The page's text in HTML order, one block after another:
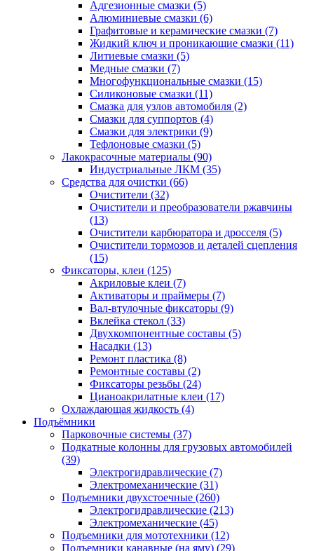
Адгезионные смазки (5)
Алюминиевые смазки (6)
Графитовые и керамические смазки (7)
Жидкий ключ и проникающие смазки (11)
Литиевые смазки (5)
Медные смазки (7)
Многофункциональные смазки (15)
Силиконовые смазки (11)
Смазка для узлов автомобиля (2)
Смазки для суппортов (4)
Смазки для электрики (9)
Тефлоновые смазки (5)
Лакокрасочные материалы (90)
Индустриальные ЛКМ (35)
Средства для очистки (66)
Очистители (32)
Очистители и преобразователи ржавчины
(13)
Очистители карбюратора и дросселя (5)
Очистители тормозов и деталей сцепления
(15)
Фиксаторы, клеи (125)
Акриловые клеи (7)
Активаторы и праймеры (7)
Вал-втулочные фиксаторы (9)
Вклейка стекол (33)
Двухкомпонентные составы (5)
Насадки (13)
Ремонт пластика (8)
Ремонтные составы (2)
Фиксаторы резьбы (24)
Цианоакрилатные клеи (17)
Охлаждающая жидкость (4)
Подъёмники
Парковочные системы (37)
Подкатные колонны для грузовых автомобилей
(39)
Электрогидравлические (7)
Электромеханические (31)
Подъемники двухстоечные (260)
Электрогидравлические (213)
Электромеханические (45)
Подъемники для мототехники (12)
Подъемники канавные (на яму) (29)